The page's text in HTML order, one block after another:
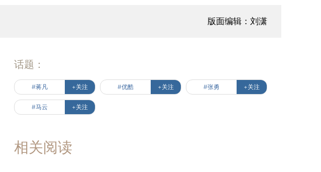
版面编辑：刘潇
话题：
#蒋凡 +关注 #优酷 +关注 #张勇 +关注
#马云 +关注
相关阅读